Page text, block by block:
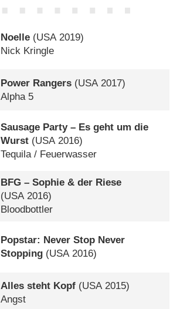
Noelle (USA2019)
Nick Kringle
Power Rangers (USA2017)
Alpha 5
Sausage Party – Es geht um die
Wurst (USA2016)
Tequila /​ Feuerwasser
BFG – Sophie & der Riese
(USA2016)
Bloodbottler
Popstar: Never Stop Never
Stopping (USA2016)
Alles steht Kopf (USA2015)
Angst